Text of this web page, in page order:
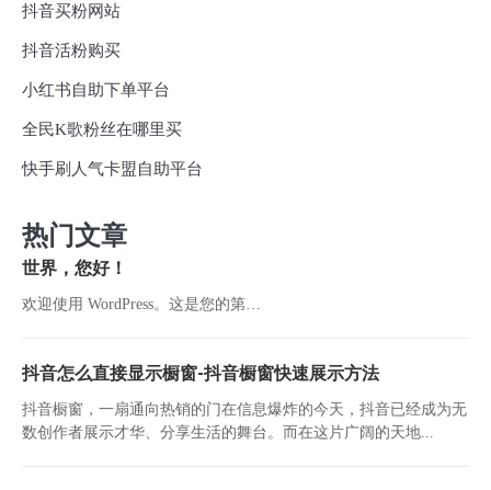
抖音买粉网站
抖音活粉购买
小红书自助下单平台
全民K歌粉丝在哪里买
快手刷人气卡盟自助平台
热门文章
世界，您好！
欢迎使用 WordPress。这是您的第…
抖音怎么直接显示橱窗-抖音橱窗快速展示方法
抖音橱窗，一扇通向热销的门在信息爆炸的今天，抖音已经成为无
数创作者展示才华、分享生活的舞台。而在这片广阔的天地...